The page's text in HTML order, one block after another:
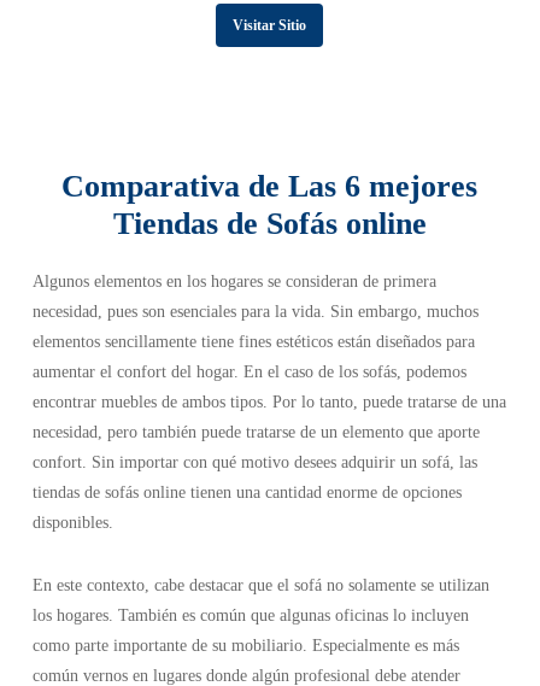
Visitar Sitio
Comparativa de Las 6 mejores
Tiendas de Sofás online
Algunos elementos en los hogares se consideran de primera
necesidad, pues son esenciales para la vida. Sin embargo, muchos
elementos sencillamente tiene fines estéticos están diseñados para
aumentar el confort del hogar. En el caso de los sofás, podemos
encontrar muebles de ambos tipos. Por lo tanto, puede tratarse de una
necesidad, pero también puede tratarse de un elemento que aporte
confort. Sin importar con qué motivo desees adquirir un sofá, las
tiendas de sofás online tienen una cantidad enorme de opciones
disponibles.
En este contexto, cabe destacar que el sofá no solamente se utilizan
los hogares. También es común que algunas oficinas lo incluyen
como parte importante de su mobiliario. Especialmente es más
común vernos en lugares donde algún profesional debe atender